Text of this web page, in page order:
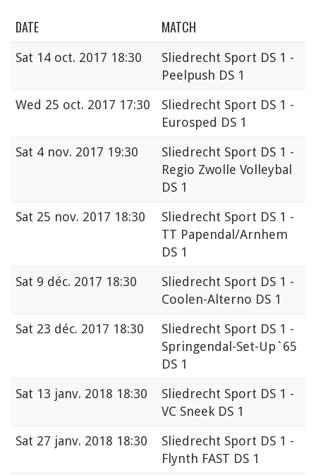
DATE MATCH
Sat 14 oct. 2017 18:30
Sliedrecht Sport DS 1 -
Peelpush DS 1
Wed 25 oct. 2017 17:30
Sliedrecht Sport DS 1 -
Eurosped DS 1
Sat 4 nov. 2017 19:30
Sliedrecht Sport DS 1 -
Regio Zwolle Volleybal
DS 1
Sat 25 nov. 2017 18:30
Sliedrecht Sport DS 1 -
TT Papendal/Arnhem
DS 1
Sat 9 déc. 2017 18:30
Sliedrecht Sport DS 1 -
Coolen-Alterno DS 1
Sat 23 déc. 2017 18:30
Sliedrecht Sport DS 1 -
Springendal-Set-Up`65
DS 1
Sat 13 janv. 2018 18:30
Sliedrecht Sport DS 1 -
VC Sneek DS 1
Sat 27 janv. 2018 18:30
Sliedrecht Sport DS 1 -
Flynth FAST DS 1